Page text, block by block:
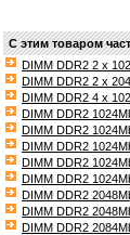
С этим товаром
DIMM DDR2 2 x
DIMM DDR2 2 x
DIMM DDR2 4 x
DIMM DDR2
DIMM DDR2
DIMM DDR2
DIMM DDR2
DIMM DDR2
DIMM DDR2
DIMM DDR2
DIMM DDR2